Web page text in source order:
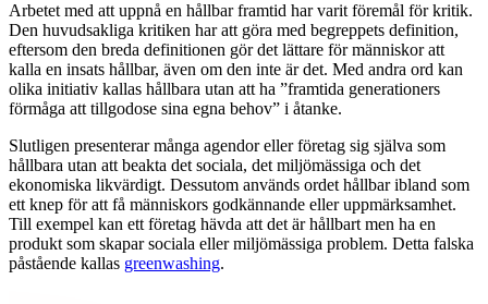
Arbetet med att uppnå en hållbar framtid har varit föremål för kritik.
Den huvudsakliga kritiken har att göra med begreppets definition,
eftersom den breda definitionen gör det lättare för människor att
kalla en insats hållbar, även om den inte är det. Med andra ord kan
olika initiativ kallas hållbara utan att ha ”framtida generationers
förmåga att tillgodose sina egna behov” i åtanke.
Slutligen presenterar många agendor eller företag sig själva som
hållbara utan att beakta det sociala, det miljömässiga och det
ekonomiska likvärdigt. Dessutom används ordet hållbar ibland som
ett knep för att få människors godkännande eller uppmärksamhet.
Till exempel kan ett företag hävda att det är hållbart men ha en
produkt som skapar sociala eller miljömässiga problem. Detta falska
påstående kallas greenwashing.